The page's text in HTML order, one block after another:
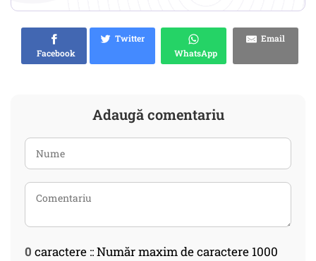
Facebook
Twitter
WhatsApp
Email
Adaugă comentariu
0 caractere :: Număr maxim de caractere 1000